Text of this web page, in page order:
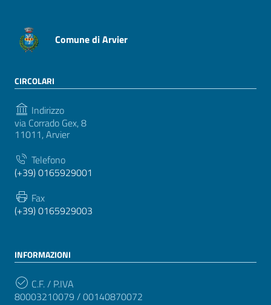
Comune di Arvier
CIRCOLARI
Indirizzo
via Corrado Gex, 8
11011, Arvier
Telefono
(+39) 0165929001
Fax
(+39) 0165929003
INFORMAZIONI
C.F. / P.IVA
80003210079 / 00140870072